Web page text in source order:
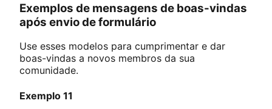
Exemplos de mensagens de boas-vindas
após envio de formulário
Use esses modelos para cumprimentar e dar
boas-vindas a novos membros da sua
comunidade.
Exemplo 11